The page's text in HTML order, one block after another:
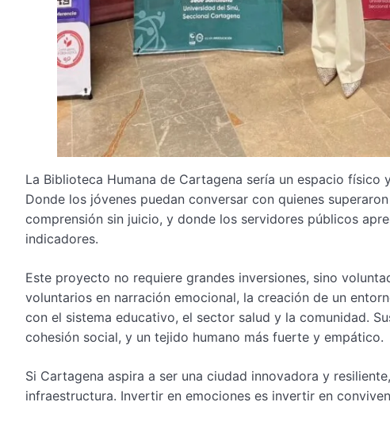
La Biblioteca Humana de Cartagena sería un espacio
Donde los jóvenes puedan conversar con quienes
comprensión sin juicio, y donde los servidores públicos
indicadores.
Este proyecto no requiere grandes inversiones, sino
voluntarios en narración emocional, la creación de un
con el sistema educativo, el sector salud y la comunidad.
cohesión social, y un tejido humano más fuerte y empático.
Si Cartagena aspira a ser una ciudad innovadora y
infraestructura. Invertir en emociones es invertir en